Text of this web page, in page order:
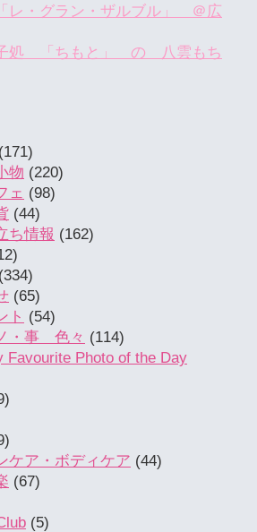
レ・グラン・ザルブル」 ＠広
処 「ちもと」 の 八雲もち
(171)
物 (220)
ェ (98)
(44)
ち情報 (162)
(334)
(65)
ト (54)
・事 色々 (114)
Photo of the Day
ケア・ボディケア (44)
(67)
(5)